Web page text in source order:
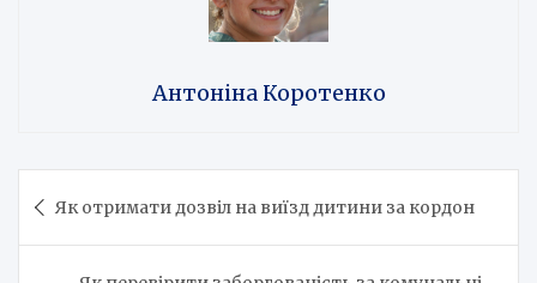
Антоніна Коротенко
записів
Як отримати дозвіл на виїзд дитини за кордон